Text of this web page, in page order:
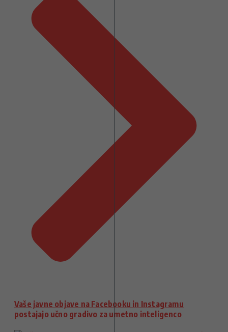
Vaše javne objave na Facebooku in Instagramu
postajajo učno gradivo za umetno inteligenco